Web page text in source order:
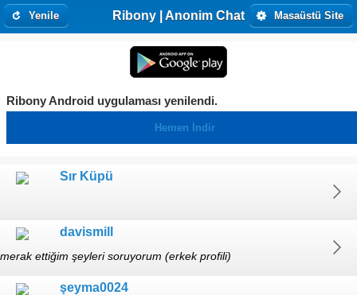
Ribony | Anonim Chat
Yenile Masaüstü Site
Ribony Android uygulaması yenilendi.
Hemen İndir
Sır Küpü
davismill
merak ettiğim şeyleri soruyorum (erkek profili)
şeyma0024